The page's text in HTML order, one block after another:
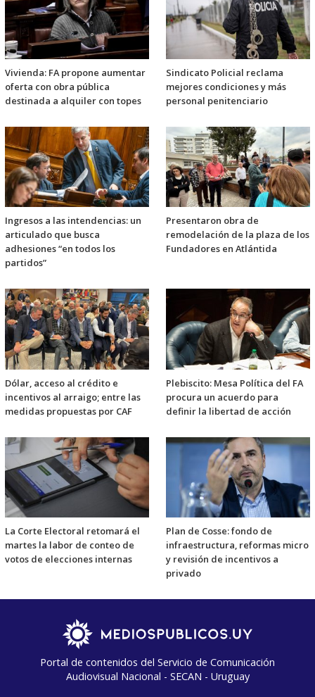
Vivienda: FA propone aumentar
oferta con obra pública
destinada a alquiler con topes
Sindicato Policial reclama
mejores condiciones y más
personal penitenciario
Ingresos a las intendencias: un
articulado que busca
adhesiones “en todos los
partidos”
Presentaron obra de
remodelación de la plaza de los
Fundadores en Atlántida
Dólar, acceso al crédito e
incentivos al arraigo; entre las
medidas propuestas por CAF
Plebiscito: Mesa Política del FA
procura un acuerdo para
definir la libertad de acción
La Corte Electoral retomará el
martes la labor de conteo de
votos de elecciones internas
Plan de Cosse: fondo de
infraestructura, reformas micro
y revisión de incentivos a
privado
Portal de contenidos del Servicio de Comunicación
Audiovisual Nacional - SECAN - Uruguay